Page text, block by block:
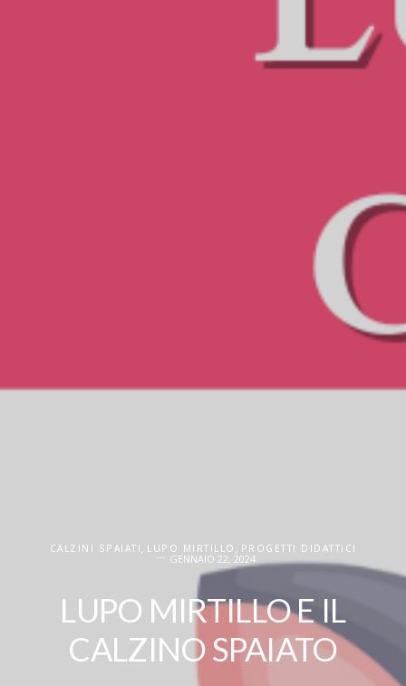
CALZINI SPAIATI, LUPO MIRTILLO , PROGETTI DIDATTICI
GENNAIO 22, 2024
LUPO MIRTILLO E IL
CALZINO SPAIATO